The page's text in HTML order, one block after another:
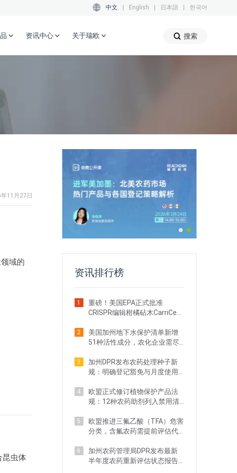
中文 English 日本語 한국어
资讯中心 关于瑞欧 搜索
11月27日
域的
昆虫体
资讯排行榜
1
重磅！美国EPA正式批准
CRISPR编辑柑橘砧木CarriCea
2
美国加州地下水保护清单新增
51种活性成分，农化企业需尽
3
加州DPR发布农药处理种子新
规：明确登记豁免与月度使用
4
欧盟正式修订植物保护产品法
规：12种农药助剂列入禁用清
5
欧盟推进三氟乙酸（TFA）危害
分类，含氟农药需提前评估代
6
加州农药管理局DPR发布最新
半年度农药重新评估状态报告